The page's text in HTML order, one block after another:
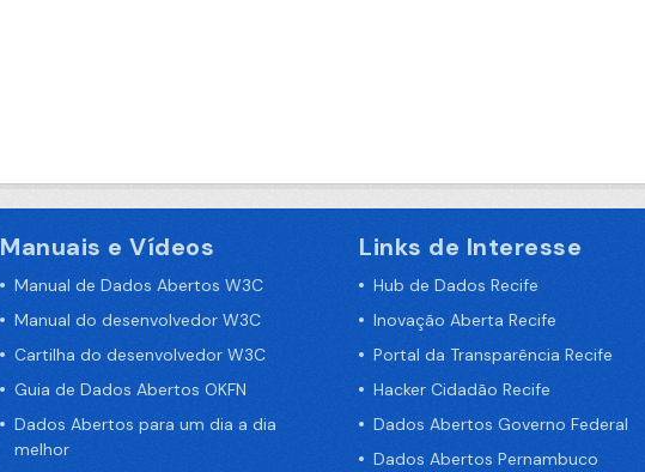
Manuais e Vídeos
Manual de Dados Abertos W3C
Manual do desenvolvedor W3C
Cartilha do desenvolvedor W3C
Guia de Dados Abertos OKFN
Dados Abertos para um dia a dia
melhor
Links de Interesse
Hub de Dados Recife
Inovação Aberta Recife
Portal da Transparência Recife
Hacker Cidadão Recife
Dados Abertos Governo Federal
Dados Abertos Pernambuco